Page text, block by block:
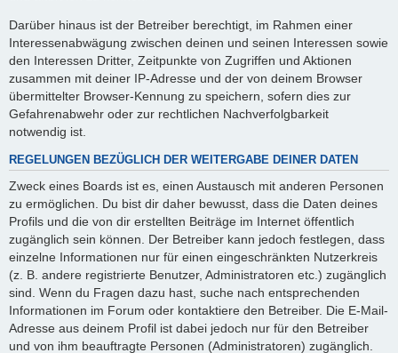
Darüber hinaus ist der Betreiber berechtigt, im Rahmen einer
Interessenabwägung zwischen deinen und seinen Interessen sowie
den Interessen Dritter, Zeitpunkte von Zugriffen und Aktionen
zusammen mit deiner IP-Adresse und der von deinem Browser
übermittelter Browser-Kennung zu speichern, sofern dies zur
Gefahrenabwehr oder zur rechtlichen Nachverfolgbarkeit
notwendig ist.
REGELUNGEN BEZÜGLICH DER WEITERGABE DEINER DATEN
Zweck eines Boards ist es, einen Austausch mit anderen Personen
zu ermöglichen. Du bist dir daher bewusst, dass die Daten deines
Profils und die von dir erstellten Beiträge im Internet öffentlich
zugänglich sein können. Der Betreiber kann jedoch festlegen, dass
einzelne Informationen nur für einen eingeschränkten Nutzerkreis
(z. B. andere registrierte Benutzer, Administratoren etc.) zugänglich
sind. Wenn du Fragen dazu hast, suche nach entsprechenden
Informationen im Forum oder kontaktiere den Betreiber. Die E-Mail-
Adresse aus deinem Profil ist dabei jedoch nur für den Betreiber
und von ihm beauftragte Personen (Administratoren) zugänglich.